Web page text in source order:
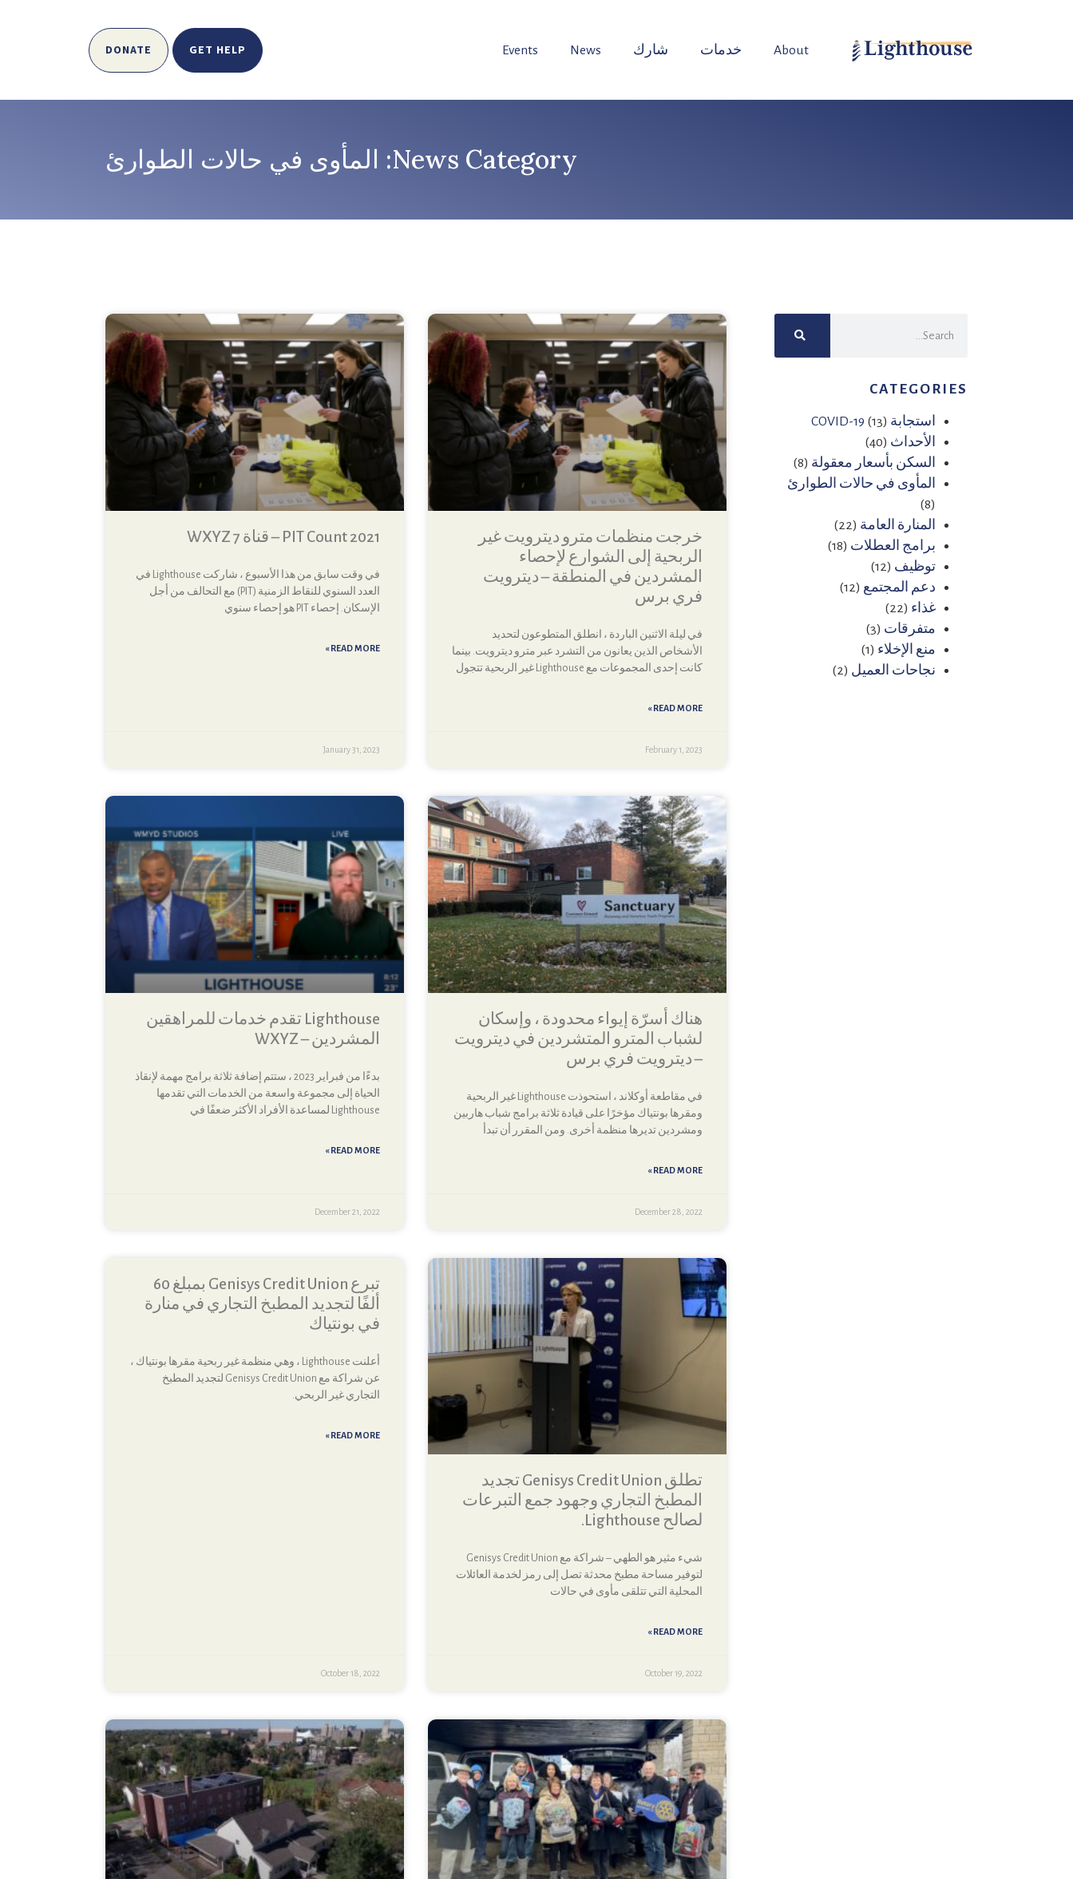
About خدمات شارك News
Events
GET HELP
DONATE
News Category: المأوى في حالات الطوارئ
CATEGORIES
استجابة COVID-19 (13)
الأحداث (40)
السكن بأسعار معقولة (8)
المأوى في حالات الطوارئ
(8)
المنارة العامة (22)
برامج العطلات (18)
توظيف (12)
دعم المجتمع (12)
غذاء (22)
متفرقات (3)
منع الإخلاء (1)
نجاحات العميل (2)
خرجت منظمات مترو ديترويت غير
الربحية إلى الشوارع لإحصاء
المشردين في المنطقة – ديترويت
فري برس
في ليلة الاثنين الباردة ، انطلق المتطوعون لتحديد
الأشخاص الذين يعانون من التشرد عبر مترو ديترويت. بينما
كانت إحدى المجموعات مع Lighthouse غير الربحية تتجول
READ MORE »
February 1, 2023
PIT Count 2021 – قناة WXYZ 7
في وقت سابق من هذا الأسبوع ، شاركت Lighthouse في
العدد السنوي للنقاط الزمنية (PIT) مع التحالف من أجل
الإسكان. إحصاء PIT هو إحصاء سنوي
READ MORE »
January 31, 2023
هناك أسرّة إيواء محدودة ، وإسكان
لشباب المترو المتشردين في ديترويت
– ديترويت فري برس
في مقاطعة أوكلاند ، استحوذت Lighthouse غير الربحية
ومقرها بونتياك مؤخرًا على قيادة ثلاثة برامج شباب هاربين
ومشردين تديرها منظمة أخرى. ومن المقرر أن تبدأ
READ MORE »
December 28, 2022
Lighthouse تقدم خدمات للمراهقين
المشردين – WXYZ
بدءًا من فبراير 2023 ، ستتم إضافة ثلاثة برامج مهمة لإنقاذ
الحياة إلى مجموعة واسعة من الخدمات التي تقدمها
Lighthouse لمساعدة الأفراد الأكثر ضعفًا في
READ MORE »
December 21, 2022
تطلق Genisys Credit Union تجديد
المطبخ التجاري وجهود جمع التبرعات
لصالح Lighthouse.
شيء مثير هو الطهي – شراكة مع Genisys Credit Union
لتوفير مساحة مطبخ محدثة تصل إلى رمز لخدمة العائلات
المحلية التي تتلقى مأوى في حالات
READ MORE »
October 19, 2022
تبرع Genisys Credit Union بمبلغ 60
ألفًا لتجديد المطبخ التجاري في منارة
في بونتياك
أعلنت Lighthouse ، وهي منظمة غير ربحية مقرها بونتياك ،
عن شراكة مع Genisys Credit Union لتجديد المطبخ
التجاري غير الربحي.
READ MORE »
October 18, 2022